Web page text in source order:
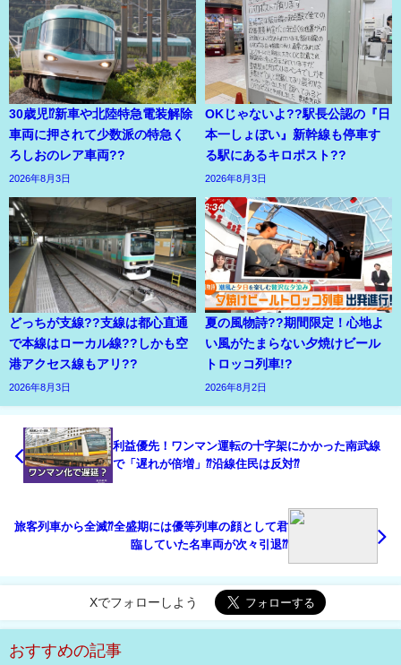
30歳児⁉新車や北陸特急電装解除
車両に押されて少数派の特急く
ろしおのレア車両??
2026年8月3日
OKじゃないよ??駅長公認の『日
本一しょぼい』新幹線も停車す
る駅にあるキロポスト??
2026年8月3日
どっちが支線??支線は都心直通
で本線はローカル線??しかも空
港アクセス線もアリ??
2026年8月3日
夏の風物詩??期間限定！心地よ
い風がたまらない夕焼けビール
トロッコ列車!?
2026年8月2日
利益優先！ワンマン運転の十字架にかかった南武線
で「遅れが倍増」⁇沿線住民は反対⁇
旅客列車から全滅⁇全盛期には優等列車の顔として君
臨していた名車両が次々引退⁇
Xでフォローしよう
おすすめの記事